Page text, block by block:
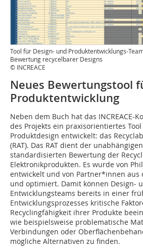
Tool für Design- und Produktentwicklungs-
Bewertung recycelbarer Designs
© INCREACE
Neues Bewertungstool
Produktentwicklung
Neben dem Buch hat das INCREACE-
des Projekts ein praxisorientiertes
Produktdesign entwickelt: das
(RAT). Das RAT dient der
standardisierten Bewertung der
Elektronikprodukten. Es wurde von
entwickelt und von Partner*innen aus
und optimiert. Damit können Design-
Entwicklungsteams bereits in einer
Entwicklungsprozesses kritische
Recyclingfähigkeit ihrer Produkte
wie beispielsweise problematische
Verbindungen oder
mögliche Alternativen zu finden.